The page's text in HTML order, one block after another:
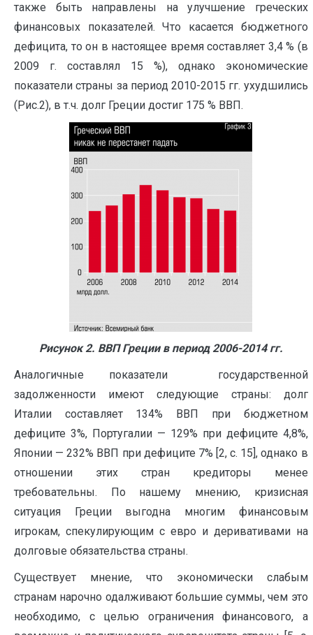
также быть направлены на улучшение греческих
финансовых показателей. Что касается бюджетного
дефицита, то он в настоящее время составляет 3,4 % (в
2009 г. составлял 15 %), однако экономические
показатели страны за период 2010-2015 гг. ухудшились
(Рис.2), в т.ч. долг Греции достиг 175 % ВВП.
Рисунок 2. ВВП Греции в период 2006-2014 гг.
Аналогичные показатели государственной
задолженности имеют следующие страны: долг
Италии составляет 134% ВВП при бюджетном
дефиците 3%, Португалии — 129% при дефиците 4,8%,
Японии — 232% ВВП при дефиците 7% [2, c. 15], однако в
отношении этих стран кредиторы менее
требовательны. По нашему мнению, кризисная
ситуация Греции выгодна многим финансовым
игрокам, спекулирующим с евро и деривативами на
долговые обязательства страны.
Существует мнение, что экономически слабым
странам нарочно одалживают большие суммы, чем это
необходимо, с целью ограничения финансового, а